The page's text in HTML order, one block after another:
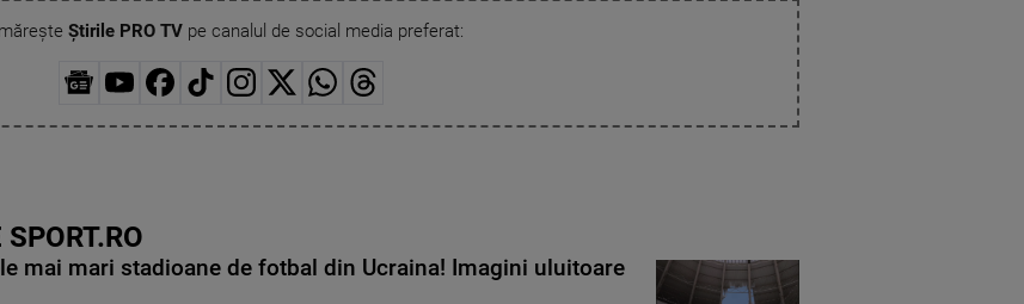
Știrile PRO TVpe canalul de social media preferat:
mai mari stadioane de fotbal din Ucraina! Imagini uluitoare